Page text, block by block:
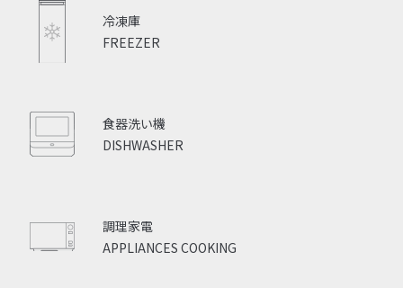
FREEZER
冷凍庫
DISHWASHER
食器洗い機
APPLIANCES COOKING
調理家電